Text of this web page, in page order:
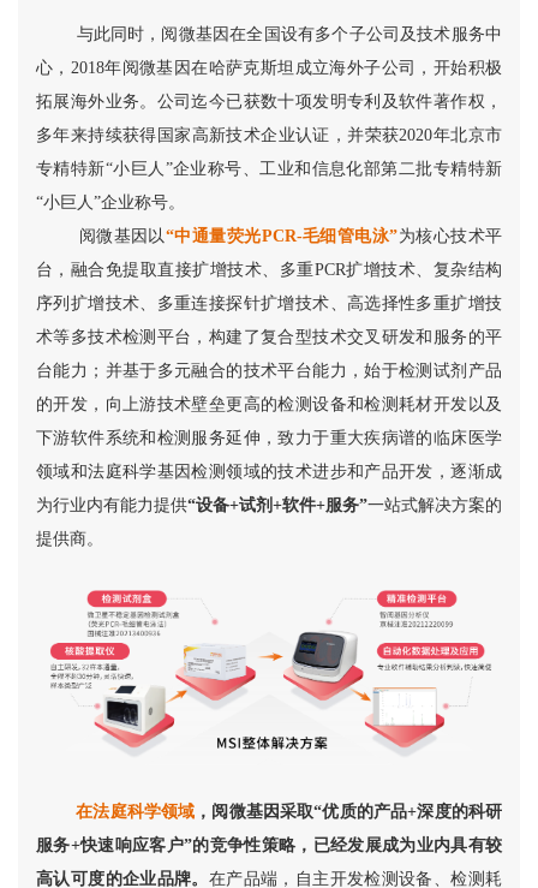
与此同时，阅微基因在全国设有多个子公司及技术服务中
心，2018年阅微基因在哈萨克斯坦成立海外子公司，开始积极
拓展海外业务。公司迄今已获数十项发明专利及软件著作权，
多年来持续获得国家高新技术企业认证，并荣获2020年北京市
专精特新“小巨人”企业称号、工业和信息化部第二批专精特新
“小巨人”企业称号。
阅微基因以 “中通量荧光PCR-毛细管电泳”为核心技术平
台，融合免提取直接扩增技术、多重PCR扩增技术、复杂结构
序列扩增技术、多重连接探针扩增技术、高选择性多重扩增技
术等多技术检测平台，构建了复合型技术交叉研发和服务的平
台能力；并基于多元融合的技术平台能力，始于检测试剂产品
的开发，向上游技术壁垒更高的检测设备和检测耗材开发以及
下游软件系统和检测服务延伸，致力于重大疾病谱的临床医学
领域和法庭科学基因检测领域的技术进步和产品开发，逐渐成
为行业内有能力提供“设备+试剂+软件+服务”一站式解决方案的
提供商。
在法庭科学领域 ，阅微基因采取“优质的产品+深度的科研
服务+快速响应客户”的竞争性策略，已经发展成为业内具有较
高认可度的企业品牌。 在产品端，自主开发检测设备、检测耗